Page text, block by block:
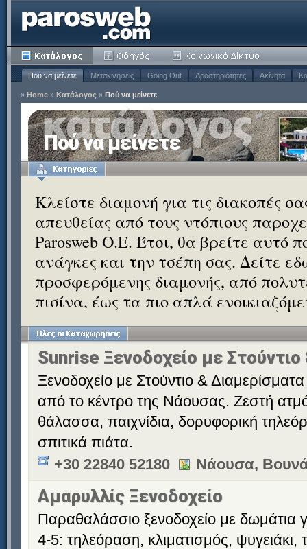
Πού να μείνετε Μετακινήσεις Going Out Δραστηριότητες Ακίνητα
» Home » Κατάλογος » Πού να μείνετε
Πού να μείνετε
Κλείστε διαμονή για τις διακοπές
απευθείας από τους ντόπιους
Parosweb Ο.Ε. Έτσι, θα βρείτε αυτό
ανάγκες και την τσέπη σας. Δείτε
προσφερόμενης διαμονής, από
πισίνα, έως τα πιο απλά
Sunrise Ξενοδοχείο με
Ξενοδοχείο με Στούντιο &
από το κέντρο της Νάουσας. Ζεστή
θάλασσα, παιχνίδια, δορυφορική
σπιτικά πιάτα.
+30 22840 52180
Νάουσα,
Αμαρυλλίς Ξενοδοχείο
Παραθαλάσσιο ξενοδοχείο με δωμάτια
4-5: τηλεόραση, κλιματισμός,